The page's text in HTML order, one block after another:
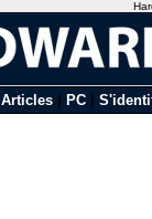
Articles| PC|